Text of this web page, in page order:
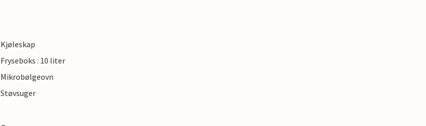
Kjøleskap
Fryseboks : 10 liter
Mikrobølgeovn
Støvsuger